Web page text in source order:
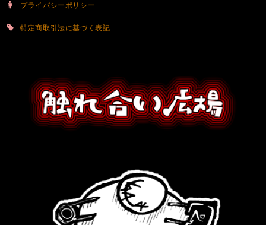
プライバシーポリシー
特定商取引法に基づく表記